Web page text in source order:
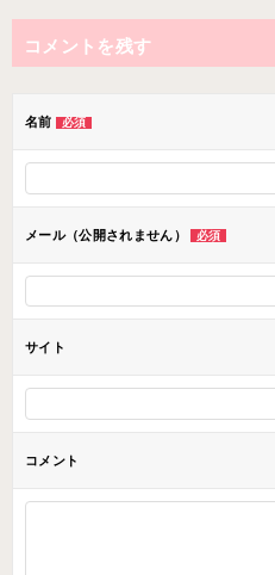
ナ
ビ
ョ
ン
コメントを残す
名前 必須
メール（公開されません） 必須
サイト
コメント